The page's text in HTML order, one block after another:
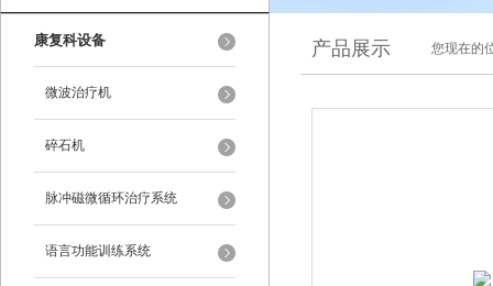
康复科设备
微波治疗机
碎石机
脉冲磁微循环治疗系统
语言功能训练系统
产品展示 您现在的